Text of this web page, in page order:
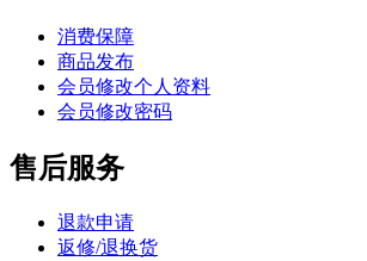
消费保障
商品发布
会员修改个人资料
会员修改密码
售后服务
退款申请
返修/退换货